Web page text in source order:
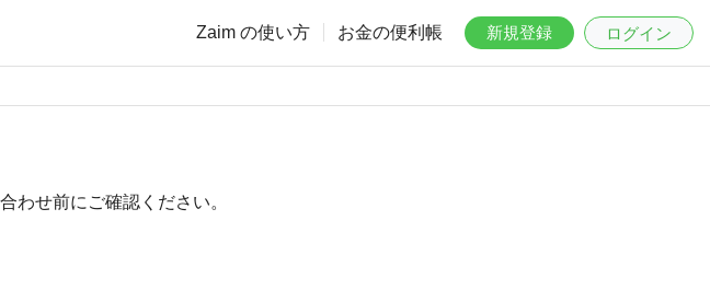
Zaim の使い方 お金の便利帳 新規登録 ログイン
わせ前にご確認ください。